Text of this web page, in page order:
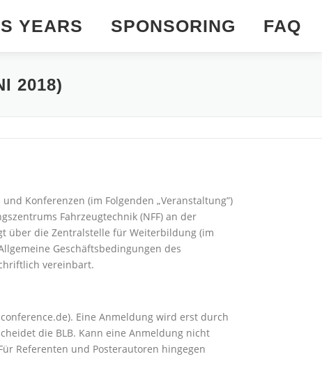
YEARS SPONSORING FAQ
2018)
Konferenzen (im Folgenden „Veranstaltung”)
Fahrzeugtechnik (NFF) an der
über die Zentralstelle für Weiterbildung (im
Geschäftsbedingungen des
vereinbart.
Eine Anmeldung wird erst durch
die BLB. Kann eine Anmeldung nicht
Referenten und Posterautoren hingegen